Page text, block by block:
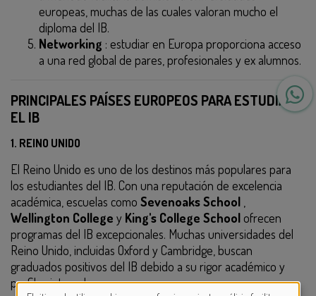
europeas, muchas de las cuales valoran mucho el
diploma del IB.
Networking : estudiar en Europa proporciona acceso
a una red global de pares, profesionales y ex alumnos.
PRINCIPALES PAÍSES EUROPEOS PARA ESTUDIAR
EL IB
1. REINO UNIDO
El Reino Unido es uno de los destinos más populares para
los estudiantes del IB. Con una reputación de excelencia
académica, escuelas como Sevenoaks School ,
Wellington College y King's College School ofrecen
programas del IB excepcionales. Muchas universidades del
Reino Unido, incluidas Oxford y Cambridge, buscan
graduados positivos del IB debido a su rigor académico y
perfiles integrales.